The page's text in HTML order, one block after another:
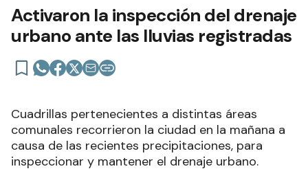
Activaron la inspección del drenaje
urbano ante las lluvias registradas
Cuadrillas pertenecientes a distintas áreas
comunales recorrieron la ciudad en la mañana a
causa de las recientes precipitaciones, para
inspeccionar y mantener el drenaje urbano.